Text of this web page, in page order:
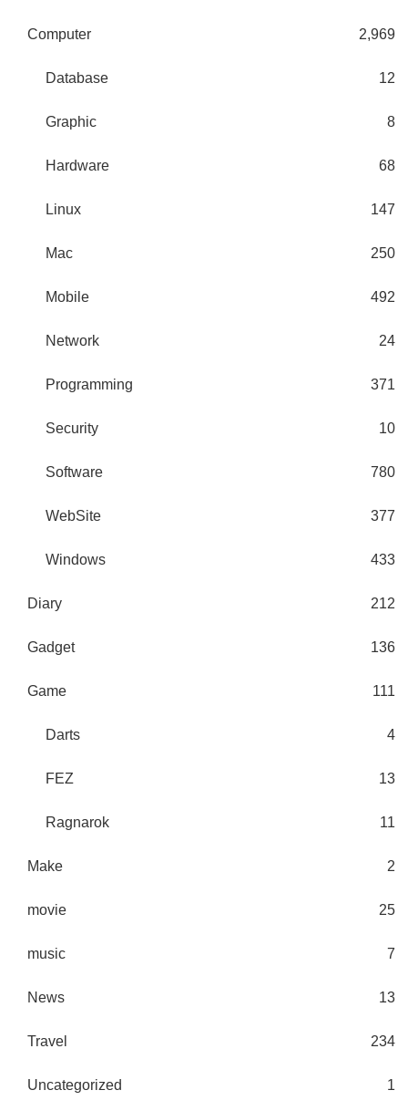
Computer 2,969
Database 12
Graphic 8
Hardware 68
Linux 147
Mac 250
Mobile 492
Network 24
Programming 371
Security 10
Software 780
WebSite 377
Windows 433
Diary 212
Gadget 136
Game 111
Darts 4
FEZ 13
Ragnarok 11
Make 2
movie 25
music 7
News 13
Travel 234
Uncategorized 1